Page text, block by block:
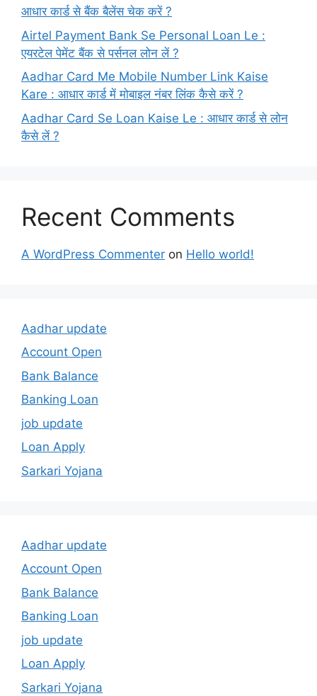
आधार कार्ड से बैंक बैलेंस चेक करें ?
Airtel Payment Bank Se Personal Loan Le :
एयरटेल पेमेंट बैंक से पर्सनल लोन लें ?
Aadhar Card Me Mobile Number Link Kaise
Kare : आधार कार्ड में मोबाइल नंबर लिंक कैसे करें ?
Aadhar Card Se Loan Kaise Le : आधार कार्ड से लोन
कैसे लें ?
Recent Comments
A WordPress Commenter on Hello world!
Aadhar update
Account Open
Bank Balance
Banking Loan
job update
Loan Apply
Sarkari Yojana
Aadhar update
Account Open
Bank Balance
Banking Loan
job update
Loan Apply
Sarkari Yojana